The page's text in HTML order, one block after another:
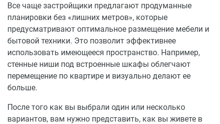
Все чаще застройщики предлагают продуманные
планировки без «лишних метров», которые
предусматривают оптимальное размещение мебели и
бытовой техники. Это позволит эффективнее
использовать имеющееся пространство. Например,
стенные ниши под встроенные шкафы облегчают
перемещение по квартире и визуально делают ее
больше.
После того как вы выбрали один или несколько
вариантов, вам нужно представить, как вы живете в